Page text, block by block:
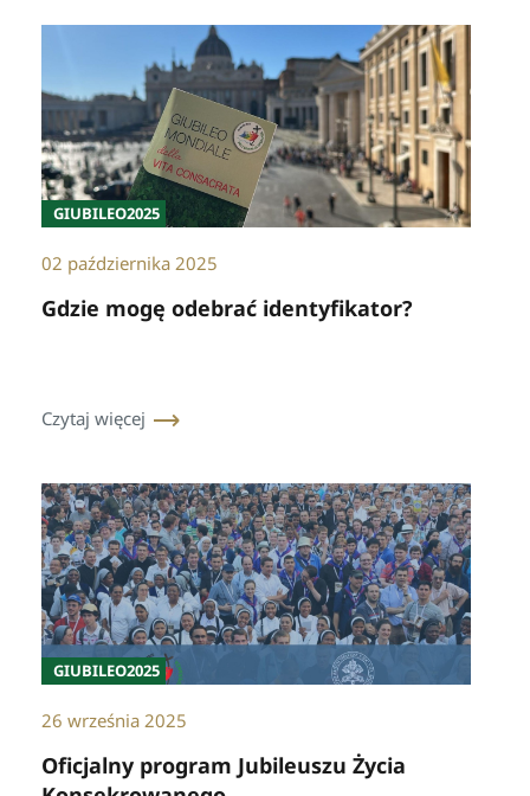
GIUBILEO2025
02 października 2025
Gdzie mogę odebrać identyfikator?
Czytaj więcej
GIUBILEO2025
26 września 2025
Oficjalny program Jubileuszu Życia